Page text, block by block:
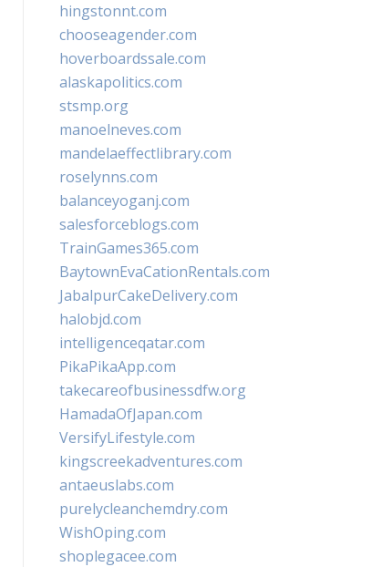
hingstonnt.com
chooseagender.com
hoverboardssale.com
alaskapolitics.com
stsmp.org
manoelneves.com
mandelaeffectlibrary.com
roselynns.com
balanceyoganj.com
salesforceblogs.com
TrainGames365.com
BaytownEvaCationRentals.com
JabalpurCakeDelivery.com
halobjd.com
intelligenceqatar.com
PikaPikaApp.com
takecareofbusinessdfw.org
HamadaOfJapan.com
VersifyLifestyle.com
kingscreekadventures.com
antaeuslabs.com
purelycleanchemdry.com
WishOping.com
shoplegacee.com